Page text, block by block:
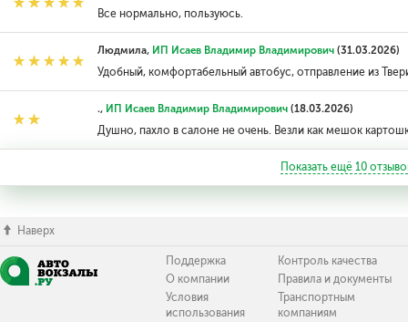
Все нормально, пользуюсь.
Людмила, ИП Исаев Владимир Владимирович(31.03.2026)
Удобный, комфортабельный автобус, отправление из
., ИП Исаев Владимир Владимирович(18.03.2026)
Душно, пахло в салоне не очень. Везли как мешок
Показать ещё 10
Наверх
Поддержка
О компании
Условия
использования
Контроль качества
Правила и документы
Транспортным
компаниям